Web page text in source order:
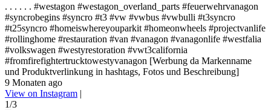
. . . . . . #westagon #westagon_overland_parts #feuerwehrvanagon
#syncrobegins #syncro #t3 #vw #vwbus #vwbulli #t3syncro
#t25syncro #homeiswhereyouparkit #homeonwheels #projectvanlife
#rollinghome #restauration #van #vanagon #vanagonlife #westfalia
#volkswagen #westyrestoration #vwt3california
#fromfirefightertrucktowestyvanagon [Werbung da Markenname
und Produktverlinkung in hashtags, Fotos und Beschreibung]
9 Monaten ago
View on Instagram |
1/3